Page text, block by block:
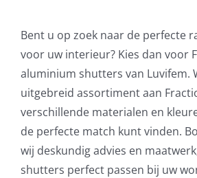
Bent u op zoek naar de perfecte
voor uw interieur? Kies dan voor
aluminium shutters van Luvifem.
uitgebreid assortiment aan
verschillende materialen en
de perfecte match kunt vinden.
wij deskundig advies en
shutters perfect passen bij uw